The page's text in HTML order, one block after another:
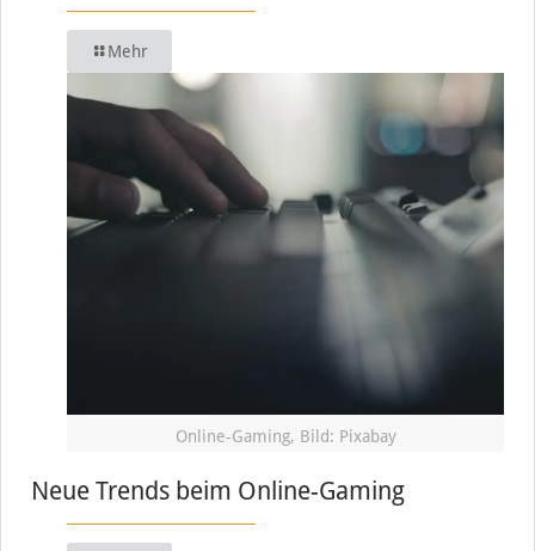
Mehr
Online-Gaming, Bild: Pixabay
Neue Trends beim Online-Gaming